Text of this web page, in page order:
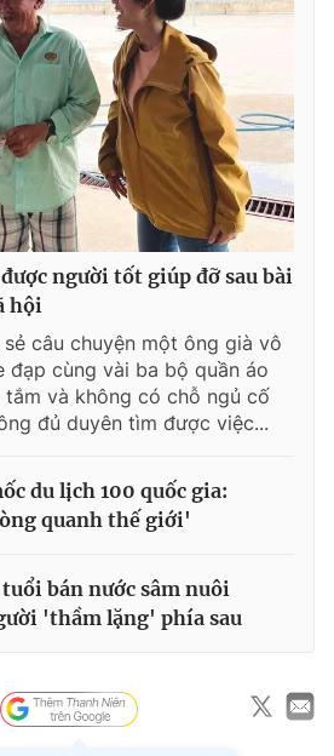
người tốt giúp đỡ sau bài
hội
câu chuyện một ông già vô
đạp cùng vài ba bộ quần áo
và không có chỗ ngủ cố
đủ duyên tìm được việc...
du lịch 100 quốc gia:
quanh thế giới'
bán nước sâm nuôi
'thầm lặng' phía sau